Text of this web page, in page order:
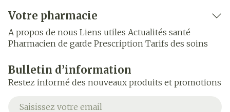
Votre pharmacie
A propos de nous Liens utiles Actualités santé
Pharmacien de garde Prescription Tarifs des soins
Bulletin d’information
Restez informé des nouveaux produits et promotions
Adresse mail